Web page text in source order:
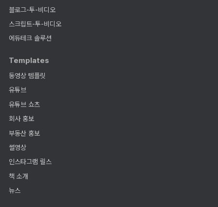
블로그-투-비디오
스크립트-투-비디오
에듀테크 솔루션
Templates
동영상 템플릿
유튜브
유튜브 쇼츠
회사 홍보
부동산 홍보
썰영상
인스타그램 릴스
책 소개
뉴스